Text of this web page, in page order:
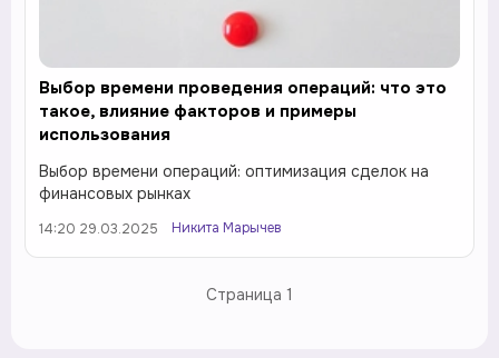
Выбор времени проведения операций: что это
такое, влияние факторов и примеры
использования
Выбор времени операций: оптимизация сделок на
финансовых рынках
14:20 29.03.2025 Никита Марычев
Страница 1